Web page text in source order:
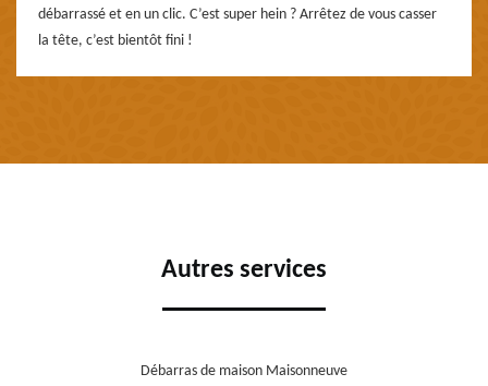
débarrassé et en un clic. C’est super hein ? Arrêtez de vous casser
la tête, c’est bientôt fini !
Autres services
Débarras de maison Maisonneuve